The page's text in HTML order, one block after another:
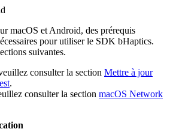
macOS et Android, des prérequis
pour utiliser le SDK bHaptics.
suivantes.
consulter la section Mettre à jour
.
consulter la section macOS Network